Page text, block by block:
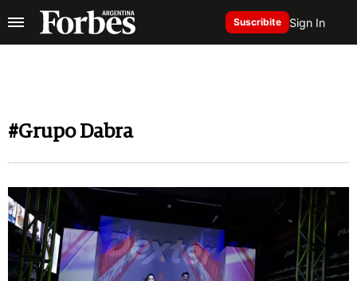
Suscribite Sign In
#Grupo Dabra